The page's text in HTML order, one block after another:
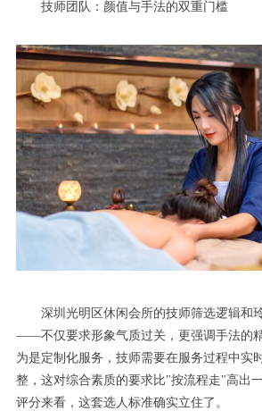
技师团队：颜值与手法的双重门槛
深圳光明区休闲会所的技师筛选逻辑和
——不仅要求形象气质过关，更强调手法的
为是定制化服务，技师需要在服务过程中实
整，这对综合素质的要求比"按流程走"高出
评分来看，这套选人标准确实立住了。